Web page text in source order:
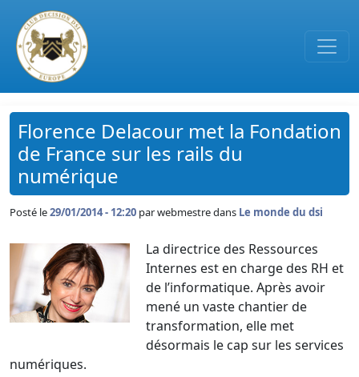
Passer au contenu principal
Florence Delacour met la Fondation
de France sur les rails du
numérique
Posté le29/01/2014 - 12:20 parwebmestre dans Le monde du dsi
La directrice des Ressources
Internes est en charge des RH et
de l’informatique. Après avoir
mené un vaste chantier de
transformation, elle met
désormais le cap sur les services
numériques.